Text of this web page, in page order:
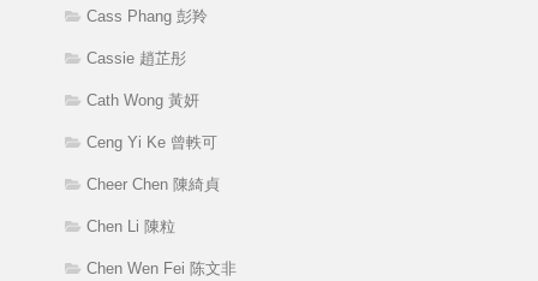
Cass Phang 彭羚
Cassie 趙芷彤
Cath Wong 黃妍
Ceng Yi Ke 曾軼可
Cheer Chen 陳綺貞
Chen Li 陳粒
Chen Wen Fei 陈文非